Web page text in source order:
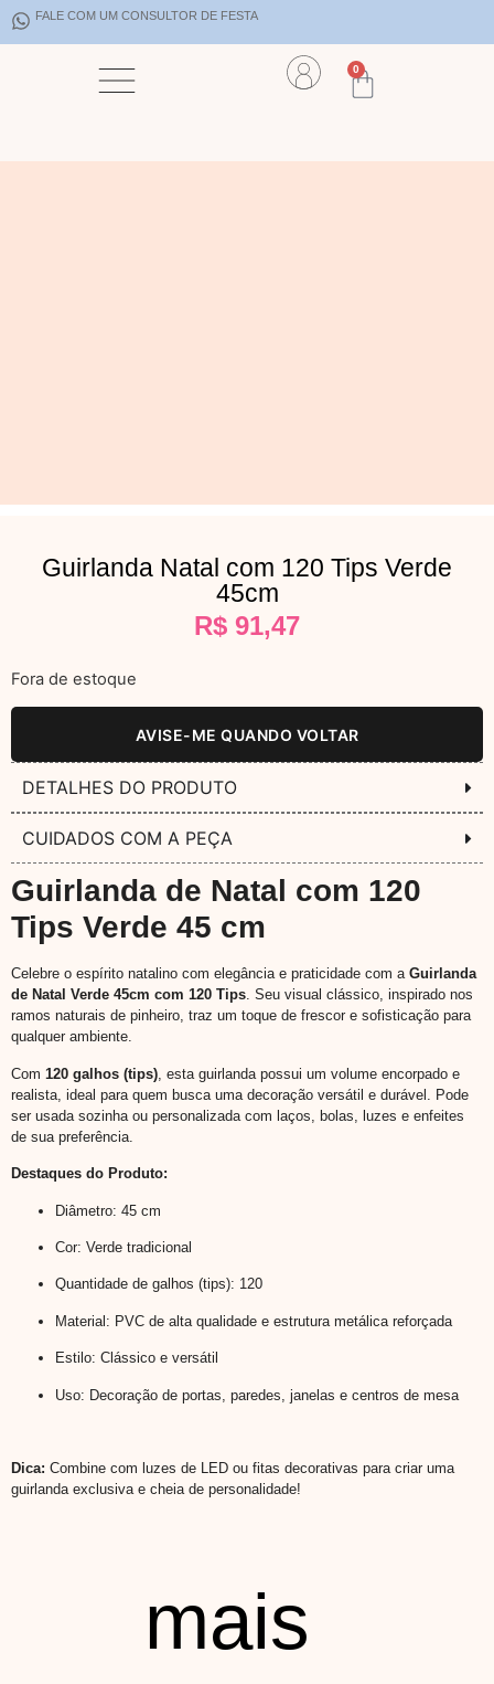
FALE COM UM CONSULTOR DE FESTA
0
Guirlanda Natal com 120 Tips Verde
45cm
R$ 91,47
Fora de estoque
AVISE-ME QUANDO VOLTAR
DETALHES DO PRODUTO
CUIDADOS COM A PEÇA
Guirlanda de Natal com 120
Tips Verde 45 cm
Celebre o espírito natalino com elegância e praticidade com a Guirlanda
de Natal Verde 45cm com 120 Tips. Seu visual clássico, inspirado nos
ramos naturais de pinheiro, traz um toque de frescor e sofisticação para
qualquer ambiente.
Com 120 galhos (tips) , esta guirlanda possui um volume encorpado e
realista, ideal para quem busca uma decoração versátil e durável. Pode
ser usada sozinha ou personalizada com laços, bolas, luzes e enfeites
de sua preferência.
Destaques do Produto:
Diâmetro: 45 cm
Cor: Verde tradicional
Quantidade de galhos (tips): 120
Material: PVC de alta qualidade e estrutura metálica reforçada
Estilo: Clássico e versátil
Uso: Decoração de portas, paredes, janelas e centros de mesa
Dica: Combine com luzes de LED ou fitas decorativas para criar uma
guirlanda exclusiva e cheia de personalidade!
mais